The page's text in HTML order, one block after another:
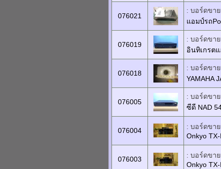
076021
: บอร์ดขาย
แอมป์รถ
076019
: บอร์ดขาย
อินทิเกรต
076018
: บอร์ดขาย
YAMAHA
076005
: บอร์ดขาย
ซีดี NAD
076004
: บอร์ดขาย
Onkyo
076003
: บอร์ดขาย
Onkyo